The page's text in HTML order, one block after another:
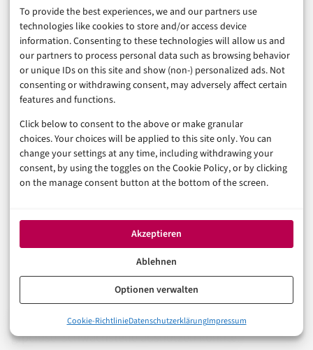
To provide the best experiences, we and our partners use
technologies like cookies to store and/or access device
information. Consenting to these technologies will allow us and
our partners to process personal data such as browsing behavior
or unique IDs on this site and show (non-) personalized ads. Not
consenting or withdrawing consent, may adversely affect certain
features and functions.
Click below to consent to the above or make granular
choices. Your choices will be applied to this site only. You can
change your settings at any time, including withdrawing your
consent, by using the toggles on the Cookie Policy, or by clicking
on the manage consent button at the bottom of the screen.
Akzeptieren
Ablehnen
Optionen verwalten
Cookie-RichtlinieDatenschutzerklärungImpressum
Escalation-Lücke im Docker-Stack machtsonst aus
einem lokalen Zugriffsproblem sofortein Datenleck.
Sinnvoll ist außerdem, Basis-Images regelmäßig neu
zu bauen statt sie über Monate unverändert
weiterlaufen zu lassen, da sich Sicherheitspatches der
zugrunde liegenden Distribution sonst nicht in
laufenden Containern niederschlagen. Ergänzend hilft
ein einfaches, aber oft vernachlässigtes Prinzip: Wer
Container von unbekannten Quellen zieht, sollte
Registries auf vertrauenswürdige Herkunft prüfen, statt
jedes gefundene Image ungeprüft auszuführen. Diese
Disziplin kostet im Alltag kaum Zeit, verringert aber die
Wahrscheinlichkeit, überhaupt erst einen bösartigen
Container zu starten, der eine Lücke wie die aktuelle
grpcfuse-Schwachstelle ausnutzen könnte.
Die aktuelle Lücke: grpcfuse-Kernelmodul unter Beschuss